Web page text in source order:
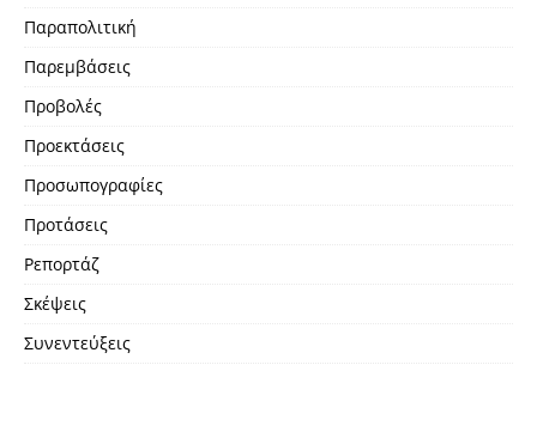
Παραπολιτική
Παρεμβάσεις
Προβολές
Προεκτάσεις
Προσωπογραφίες
Προτάσεις
Ρεπορτάζ
Σκέψεις
Συνεντεύξεις